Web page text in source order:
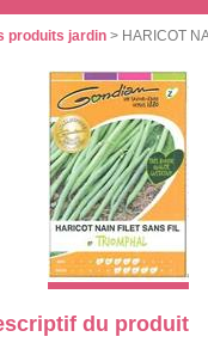
produits jardin > HARICOT
du produit